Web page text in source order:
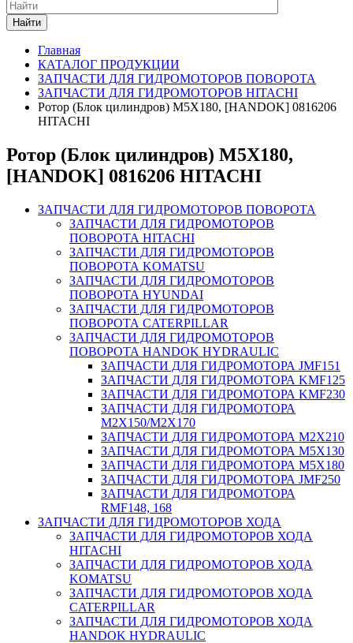
Найти
Главная
КАТАЛОГ ПРОДУКЦИИ
ЗАПЧАСТИ ДЛЯ ГИДРОМОТОРОВ ПОВОРОТА
ЗАПЧАСТИ ДЛЯ ГИДРОМОТОРОВ HITACHI
Ротор (Блок цилиндров) M5X180, [HANDOK] 0816206
HITACHI
Ротор (Блок цилиндров) M5X180,
[HANDOK] 0816206 HITACHI
ЗАПЧАСТИ ДЛЯ ГИДРОМОТОРОВ ПОВОРОТА
ЗАПЧАСТИ ДЛЯ ГИДРОМОТОРОВ
ПОВОРОТА HITACHI
ЗАПЧАСТИ ДЛЯ ГИДРОМОТОРОВ
ПОВОРОТА KOMATSU
ЗАПЧАСТИ ДЛЯ ГИДРОМОТОРОВ
ПОВОРОТА HYUNDAI
ЗАПЧАСТИ ДЛЯ ГИДРОМОТОРОВ
ПОВОРОТА CATERPILLAR
ЗАПЧАСТИ ДЛЯ ГИДРОМОТОРОВ
ПОВОРОТА HANDOK HYDRAULIC
ЗАПЧАСТИ ДЛЯ ГИДРОМОТОРА JMF151
ЗАПЧАСТИ ДЛЯ ГИДРОМОТОРА KMF125
ЗАПЧАСТИ ДЛЯ ГИДРОМОТОРА KMF230
ЗАПЧАСТИ ДЛЯ ГИДРОМОТОРА
M2X150/M2X170
ЗАПЧАСТИ ДЛЯ ГИДРОМОТОРА M2X210
ЗАПЧАСТИ ДЛЯ ГИДРОМОТОРА M5X130
ЗАПЧАСТИ ДЛЯ ГИДРОМОТОРА M5X180
ЗАПЧАСТИ ДЛЯ ГИДРОМОТОРА JMF250
ЗАПЧАСТИ ДЛЯ ГИДРОМОТОРА
RMF148, 168
ЗАПЧАСТИ ДЛЯ ГИДРОМОТОРОВ ХОДА
ЗАПЧАСТИ ДЛЯ ГИДРОМОТОРОВ ХОДА
HITACHI
ЗАПЧАСТИ ДЛЯ ГИДРОМОТОРОВ ХОДА
KOMATSU
ЗАПЧАСТИ ДЛЯ ГИДРОМОТОРОВ ХОДА
CATERPILLAR
ЗАПЧАСТИ ДЛЯ ГИДРОМОТОРОВ ХОДА
HANDOK HYDRAULIC